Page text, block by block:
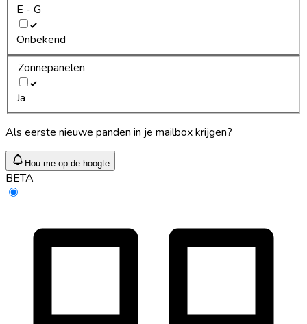
E - G
Onbekend
Zonnepanelen
Ja
Als eerste nieuwe panden in je mailbox krijgen?
Hou me op de hoogte
BETA